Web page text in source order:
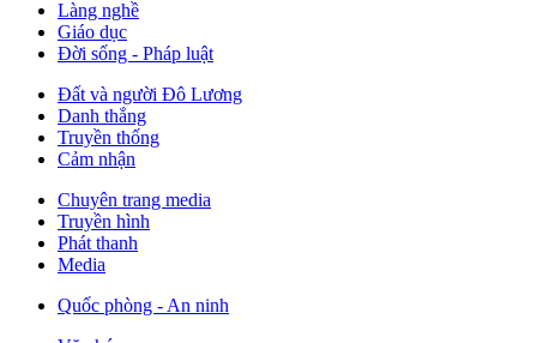
Làng nghề
Giáo dục
Đời sống - Pháp luật
Đất và người Đô Lương
Danh thắng
Truyền thống
Cảm nhận
Chuyên trang media
Truyền hình
Phát thanh
Media
Quốc phòng - An ninh